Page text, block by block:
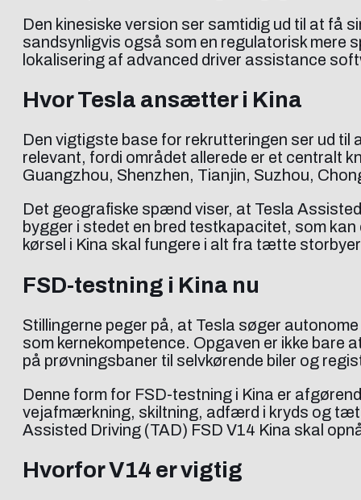
Den kinesiske version ser samtidig ud til at få
sandsynligvis også som en regulatorisk mere
lokalisering af advanced driver assistance
Hvor Tesla ansætter i Kina
Den vigtigste base for rekrutteringen ser ud
relevant, fordi området allerede er et centralt
Guangzhou, Shenzhen, Tianjin, Suzhou,
Det geografiske spænd viser, at Tesla
bygger i stedet en bred testkapacitet, som
kørsel i Kina skal fungere i alt fra tætte
FSD-testning i Kina nu
Stillingerne peger på, at Tesla søger
som kernekompetence. Opgaven er ikke bare
på prøvningsbaner til selvkørende biler og
Denne form for FSD-testning i Kina er
vejafmærkning, skiltning, adfærd i kryds og tæt
Assisted Driving (TAD) FSD V14 Kina skal
Hvorfor V14 er vigtig